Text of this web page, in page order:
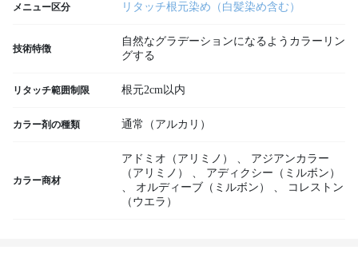
メニュー区分 リタッチ根元染め（白髪染め含む）
技術特徴
自然なグラデーションになるようカラーリン
グする
リタッチ範囲制限 根元2cm以内
カラー剤の種類 通常（アルカリ）
カラー商材
アドミオ（アリミノ） 、
アジアンカラー
（アリミノ）
、
アディクシー（ミルボン）
、
オルディーブ（ミルボン） 、
コレストン
（ウエラ）